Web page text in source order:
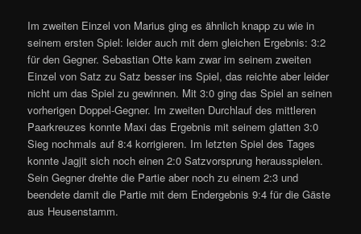
Im zweiten Einzel von Marius ging es ähnlich knapp zu wie in
seinem ersten Spiel: leider auch mit dem gleichen Ergebnis: 3:2
für den Gegner. Sebastian Otte kam zwar im seinem zweiten
Einzel von Satz zu Satz besser ins Spiel, das reichte aber leider
nicht um das Spiel zu gewinnen. Mit 3:0 ging das Spiel an seinen
vorherigen Doppel-Gegner. Im zweiten Durchlauf des mittleren
Paarkreuzes konnte Maxi das Ergebnis mit seinem glatten 3:0
Sieg nochmals auf 8:4 korrigieren. Im letzten Spiel des Tages
konnte Jagjit sich noch einen 2:0 Satzvorsprung herausspielen.
Sein Gegner drehte die Partie aber noch zu einem 2:3 und
beendete damit die Partie mit dem Endergebnis 9:4 für die Gäste
aus Heusenstamm.